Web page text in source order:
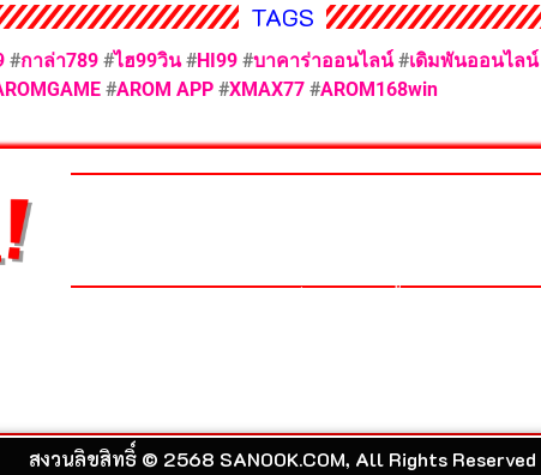
TAGS
#กาล่า789 #ไฮ99วิน #HI99 #บาคาร่าออนไลน์#เดิมพันออนไลน์
#AROM APP #XMAX77 #AROM168win
สงวนลิขสิทธิ์ © 2568 SANOOK.COM, All Rights Reserved